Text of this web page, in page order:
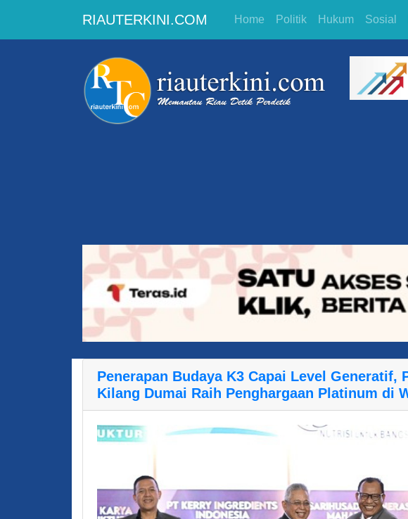
RIAUTERKINI.COM Home Politik Hukum Sosial
Penerapan Budaya K3 Capai Level Generatif,
Kilang Dumai Raih Penghargaan Platinum di